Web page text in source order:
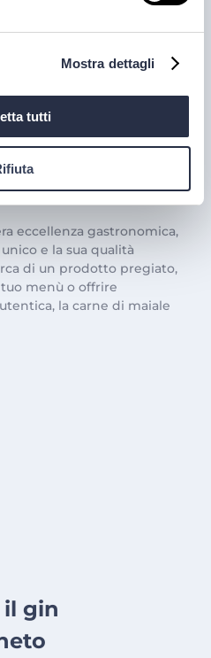
Mostra dettagli
tutti
con la
nostre
eccellenza gastronomica,
e la sua qualità
di un prodotto pregiato,
menù o offrire
la carne di maiale
il gin